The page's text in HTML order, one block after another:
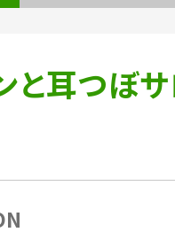
と耳つぼ